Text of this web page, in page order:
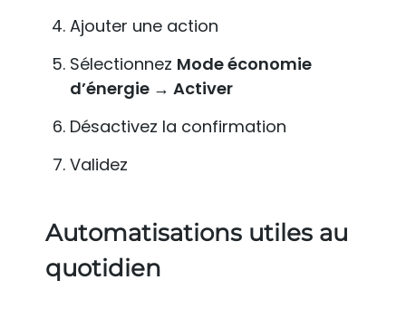
Ajouter une action
Sélectionnez Mode économie
d’énergie → Activer
Désactivez la confirmation
Validez
Automatisations utiles au
quotidien